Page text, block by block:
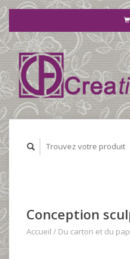
Conception
Accueil / Du carton et du